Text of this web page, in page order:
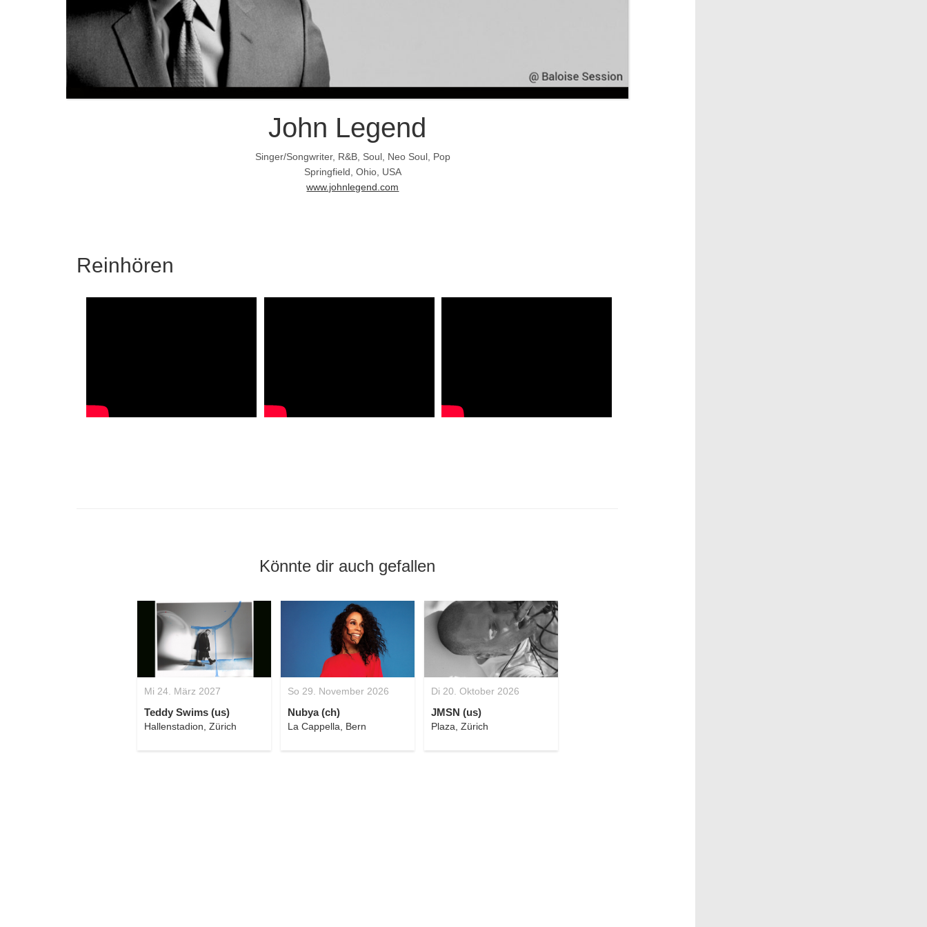
John Legend
Singer/Songwriter, R&B, Soul, Neo Soul, Pop
Springfield, Ohio, USA
www.johnlegend.com
Reinhören
Könnte dir auch gefallen
Mi 24. März 2027
Teddy Swims (us)
Hallenstadion, Zürich
So 29. November 2026
Nubya (ch)
La Cappella, Bern
Di 20. Oktober 2026
JMSN (us)
Plaza, Zürich